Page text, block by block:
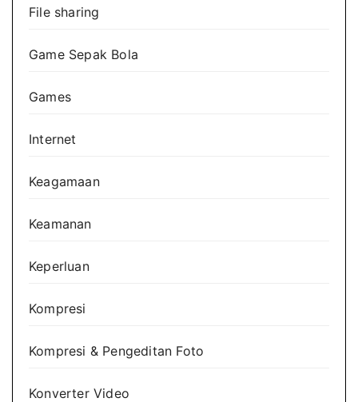
File sharing
Game Sepak Bola
Games
Internet
Keagamaan
Keamanan
Keperluan
Kompresi
Kompresi & Pengeditan Foto
Konverter Video